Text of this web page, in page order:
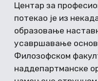
Центар за
потекао је из
образовање
усавршавање
Филозофском
наддепартманске